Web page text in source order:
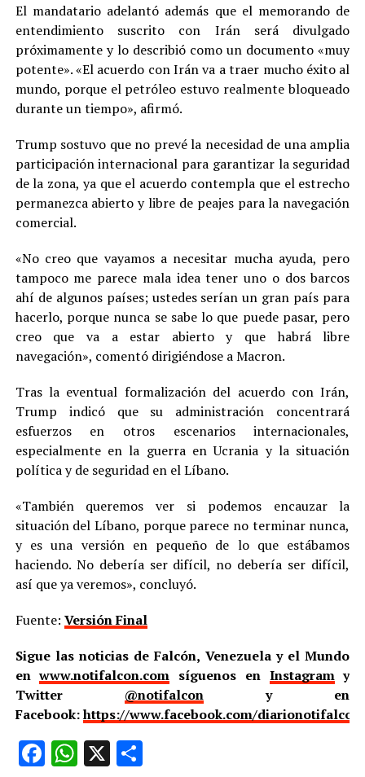
El mandatario adelantó además que el memorando de
entendimiento suscrito con Irán será divulgado
próximamente y lo describió como un documento «muy
potente». «El acuerdo con Irán va a traer mucho éxito al
mundo, porque el petróleo estuvo realmente bloqueado
durante un tiempo», afirmó.
Trump sostuvo que no prevé la necesidad de una amplia
participación internacional para garantizar la seguridad
de la zona, ya que el acuerdo contempla que el estrecho
permanezca abierto y libre de peajes para la navegación
comercial.
«No creo que vayamos a necesitar mucha ayuda, pero
tampoco me parece mala idea tener uno o dos barcos
ahí de algunos países; ustedes serían un gran país para
hacerlo, porque nunca se sabe lo que puede pasar, pero
creo que va a estar abierto y que habrá libre
navegación», comentó dirigiéndose a Macron.
Tras la eventual formalización del acuerdo con Irán,
Trump indicó que su administración concentrará
esfuerzos en otros escenarios internacionales,
especialmente en la guerra en Ucrania y la situación
política y de seguridad en el Líbano.
«También queremos ver si podemos encauzar la
situación del Líbano, porque parece no terminar nunca,
y es una versión en pequeño de lo que estábamos
haciendo. No debería ser difícil, no debería ser difícil,
así que ya veremos», concluyó.
Fuente: Versión Final
Sigue las noticias de Falcón, Venezuela y el Mundo
enwww.notifalcon.com síguenos en Instagramy
Twitter @notifalcony en
Facebook:https://www.facebook.com/
Facebook
WhatsApp
X Compartir